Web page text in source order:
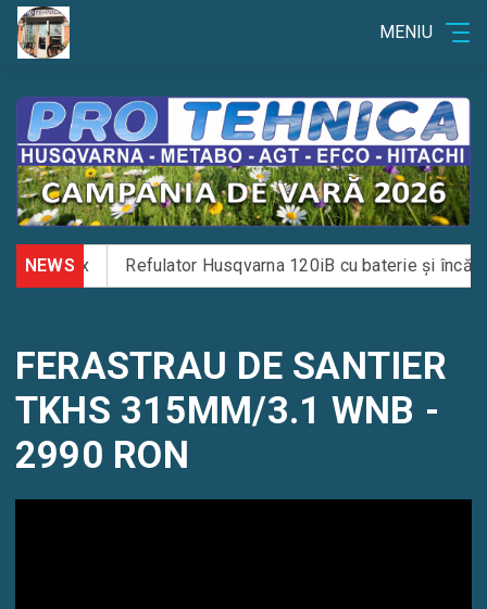
MENIU
NEWS Refulator Husqvarna 120iB cu baterie și încărcător
FERASTRAU DE SANTIER
TKHS 315MM/3.1 WNB -
2990 RON